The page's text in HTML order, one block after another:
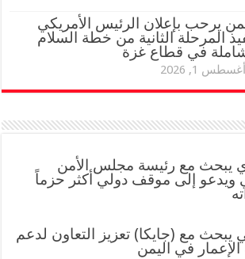
يرحب بإعلان الرئيس الأمريكي
المرحلة الثانية من خطة السلام
في قطاع غزة
أغسطس 1, 2026
يبحث مع رئيسة مجلس الأمن
ويدعو إلى موقف دولي أكثر حزماً
يبحث مع (جايكا) تعزيز التعاون لدعم
الإعمار في اليمن